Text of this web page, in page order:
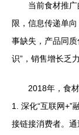
当前食材推
限，信息传递单
事缺失，产品同
识”，销售增长乏力
2018年，食
1. 深化“互联网+”
接链接消费者。